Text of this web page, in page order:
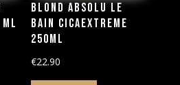
Blond Absolu Le
Bain Cicaextreme
250ml
€22.90